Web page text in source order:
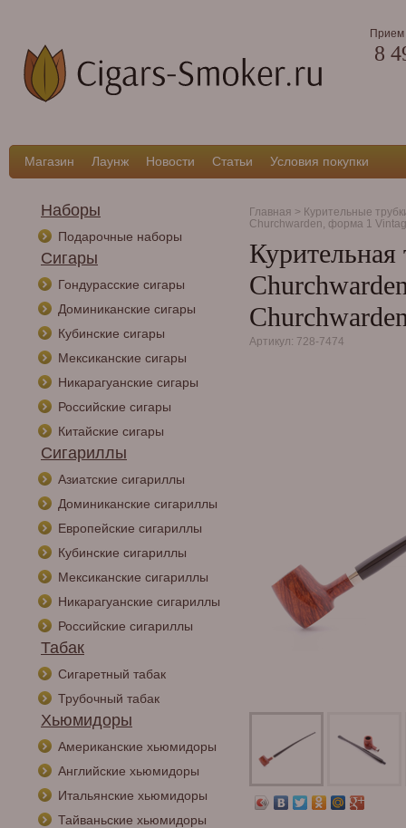
Прием
8
Магазин Лаунж Новости Статьи Условия покупки
Наборы
Подарочные наборы
Сигары
Гондурасские сигары
Доминиканские сигары
Кубинские сигары
Мексиканские сигары
Никарагуанские сигары
Российские сигары
Китайские сигары
Сигариллы
Азиатские сигариллы
Доминиканские сигариллы
Европейские сигариллы
Кубинские сигариллы
Мексиканские сигариллы
Никарагуанские сигариллы
Российские сигариллы
Табак
Сигаретный табак
Трубочный табак
Хьюмидоры
Американские хьюмидоры
Английские хьюмидоры
Итальянские хьюмидоры
Тайваньские хьюмидоры
Главная > Курительные
Churchwarden, форма 1
Артикул: 728-7474